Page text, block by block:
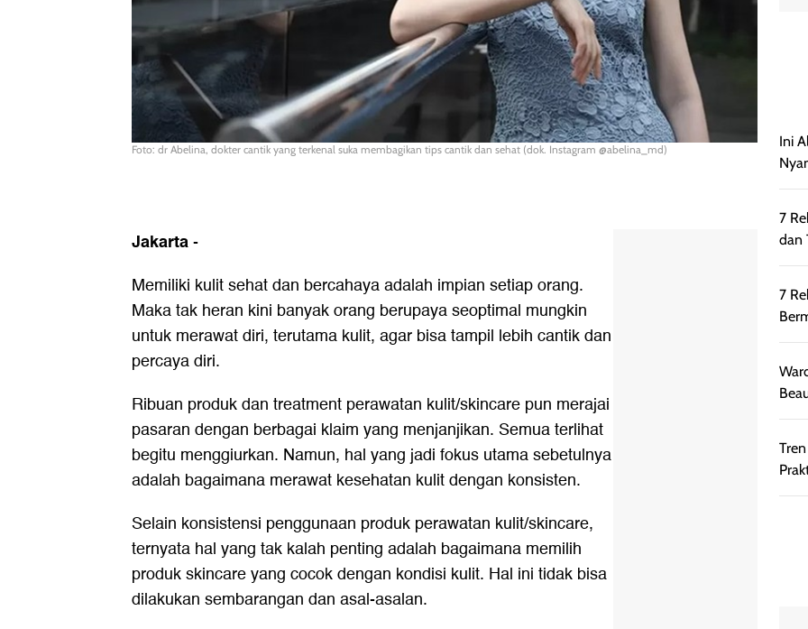
Foto: dr Abelina, dokter cantik yang terkenal suka membagikan tips cantik dan sehat (dok. Instagram @abelina_md)
Jakarta-
Memiliki kulit sehat dan bercahaya adalah impian setiap orang.
Maka tak heran kini banyak orang berupaya seoptimal mungkin
untuk merawat diri, terutama kulit, agar bisa tampil lebih cantik dan
percaya diri.
Ribuan produk dan treatment perawatan kulit/skincare pun merajai
pasaran dengan berbagai klaim yang menjanjikan. Semua terlihat
begitu menggiurkan. Namun, hal yang jadi fokus utama sebetulnya
adalah bagaimana merawat kesehatan kulit dengan konsisten.
Selain konsistensi penggunaan produk perawatan kulit/skincare,
ternyata hal yang tak kalah penting adalah bagaimana memilih
produk skincare yang cocok dengan kondisi kulit. Hal ini tidak bisa
dilakukan sembarangan dan asal-asalan.
Ini
7
dan
7